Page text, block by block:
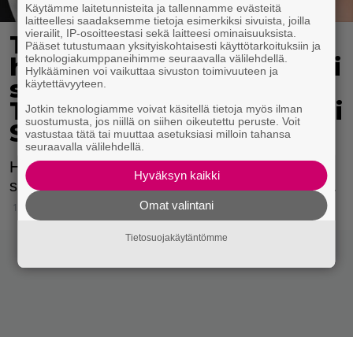
Tampereella kuvattu
hyytävä Hollywood-trilleri
saa maailmanensi-iltansa
Texasissa – ohjaaja ihastui
Suomeen
Hollywood-tähdillä kyllästetty elokuva kuvattiin
suurelta osin Tampereella vuoden 2024 lopulla.
13.3.2026 10:43
Käytämme laitetunnisteita ja tallennamme evästeitä
laitteellesi saadaksemme tietoja esimerkiksi sivuista, joilla
vierailit, IP-osoitteestasi sekä laitteesi ominaisuuksista.
Pääset tutustumaan yksityiskohtaisesti käyttötarkoituksiin ja
teknologiakumppaneihimme seuraavalla välilehdellä.
Hylkääminen voi vaikuttaa sivuston toimivuuteen ja
käytettävyyteen.
Jotkin teknologiamme voivat käsitellä tietoja myös ilman
suostumusta, jos niillä on siihen oikeutettu peruste. Voit
vastustaa tätä tai muuttaa asetuksiasi milloin tahansa
seuraavalla välilehdellä.
Hyväksyn kaikki
Omat valintani
Tietosuojakäytäntömme